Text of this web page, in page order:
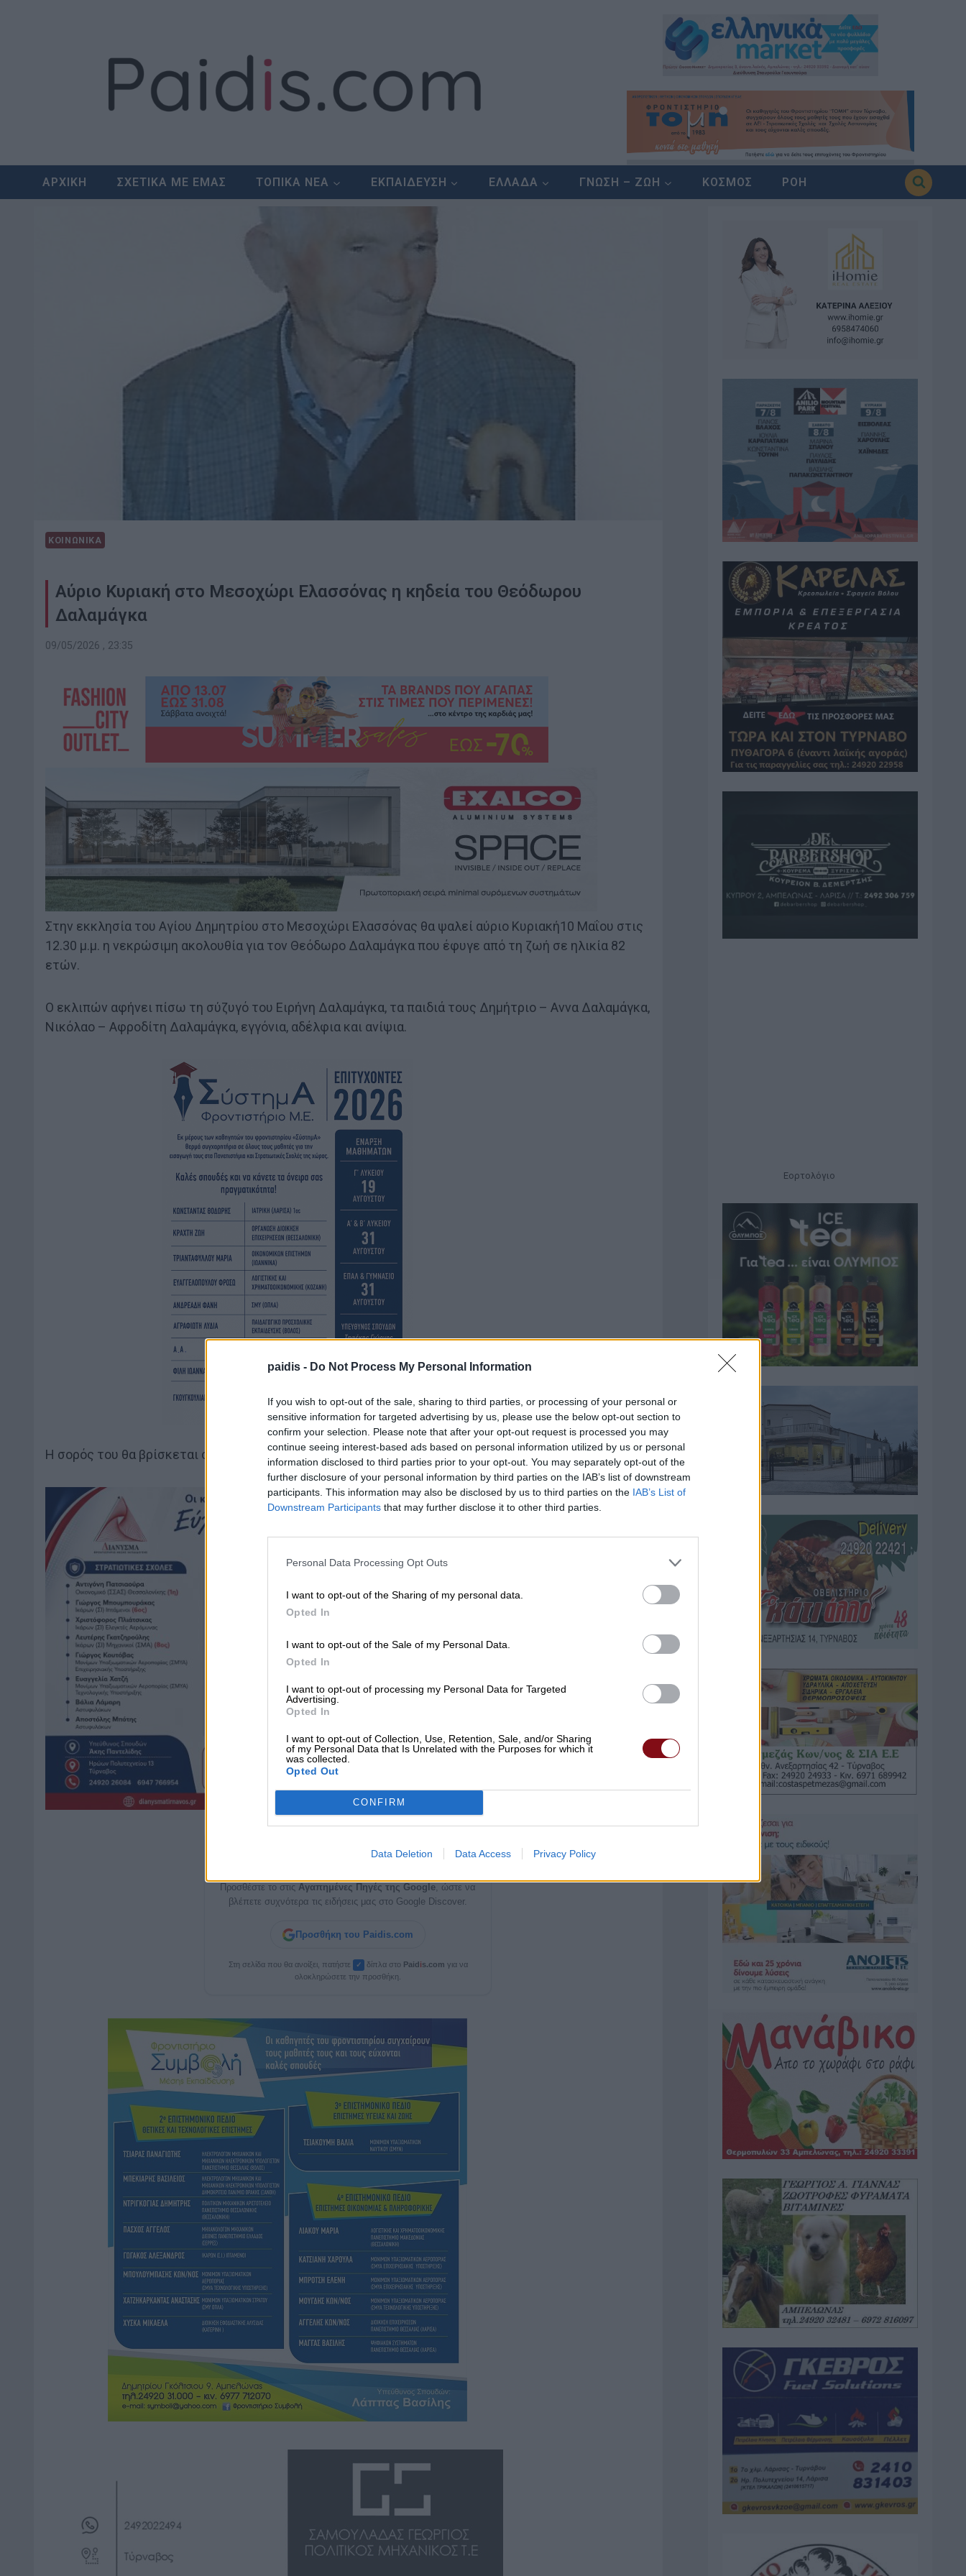
paidis - Do Not Process My Personal Information
If you wish to opt-out of the sale, sharing to third parties, or processing of your personal or
sensitive information for targeted advertising by us, please use the below opt-out section to
confirm your selection. Please note that after your opt-out request is processed you may
continue seeing interest-based ads based on personal information utilized by us or personal
information disclosed to third parties prior to your opt-out. You may separately opt-out of the
further disclosure of your personal information by third parties on the IAB’s list of downstream
participants. This information may also be disclosed by us to third parties on the IAB’s List of
Downstream Participants that may further disclose it to other third parties.
Personal Data Processing Opt Outs
I want to opt-out of the Sharing of my personal data.
Opted In
I want to opt-out of the Sale of my Personal Data.
Opted In
I want to opt-out of processing my Personal Data for Targeted
Advertising.
Opted In
I want to opt-out of Collection, Use, Retention, Sale, and/or Sharing
of my Personal Data that Is Unrelated with the Purposes for which it
was collected.
Opted Out
CONFIRM
Data Deletion Data Access Privacy Policy
ΑΡΧΙΚΗ ΣΧΕΤΙΚΑ ΜΕ ΕΜΑΣ ΤΟΠΙΚΑ ΝΕΑ ΕΚΠΑΙΔΕΥΣΗ ΕΛΛΑΔΑ ΓΝΩΣΗ – ΖΩΗ ΚΟΣΜΟΣ ΡΟΗ
ΚΟΙΝΩΝΙΚΑ
Αύριο Κυριακή στο Μεσοχώρι Ελασσόνας η κηδεία του Θεόδωρου
Δαλαμάγκα
09/05/2026 , 23:35
Στην εκκλησία του Αγίου Δημητρίου στο Μεσοχώρι Ελασσόνας θα ψαλεί αύριο Κυριακή10 Μαΐου στις
12.30 μ.μ. η νεκρώσιμη ακολουθία για τον Θεόδωρο Δαλαμάγκα που έφυγε από τη ζωή σε ηλικία 82
ετών.
Ο εκλιπών αφήνει πίσω τη σύζυγό του Ειρήνη Δαλαμάγκα, τα παιδιά τους Δημήτριο – Αννα Δαλαμάγκα,
Νικόλαο – Αφροδίτη Δαλαμάγκα, εγγόνια, αδέλφια και ανίψια.
Η σορός του θα βρίσκεται στην εκκλησία στις 11.30 π.μ.
Μη χάνετε καμία σημαντική είδηση του
Προσθέστε το στις Αγαπημένες Πηγές της Google, ώστε να
βλέπετε συχνότερα τις ειδήσεις μας στο Google Discover.
Προσθήκη του Paidis.com
Στη σελίδα που θα ανοίξει, πατήστε ✓ δίπλα στο Paidis.com για να
ολοκληρώσετε την προσθήκη.
Εορτολόγιο